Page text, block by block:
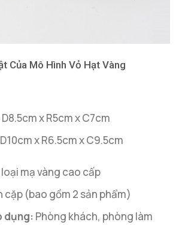
Của Mô Hình Vỏ Hạt Vàng
D8.5cm x R5cm x C7cm
D10cm x R6.5cm x C9.5cm
loại mạ vàng cao cấp
cặp (bao gồm 2 sản phẩm)
dụng: Phòng khách, phòng làm